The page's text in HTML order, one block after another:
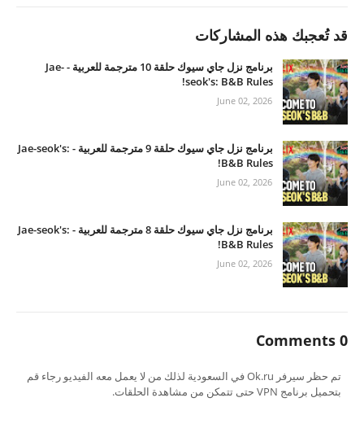
قد تُعجبك هذه المشاركات
برنامج نزل جاي سيوك حلقة 10 مترجمة للعربية - Jae-
seok's: B&B Rules!
June 02, 2026
برنامج نزل جاي سيوك حلقة 9 مترجمة للعربية - Jae-seok's:
B&B Rules!
June 02, 2026
برنامج نزل جاي سيوك حلقة 8 مترجمة للعربية - Jae-seok's:
B&B Rules!
June 02, 2026
0 Comments
تم حظر سيرفر Ok.ru في السعودية لذلك من لا يعمل معه الفيديو رجاء قم
بتحميل برنامج VPN حتى تتمكن من مشاهدة الحلقات.